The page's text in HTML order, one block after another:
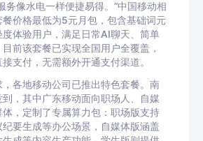
务像水电一样便捷易得。”中国移动相
价格最低为5元月包，包含基础词元
体验用户，满足日常AI聊天、简单
前该套餐已实现全国用户全覆盖，
支付，无需额外开通支付渠道。
各地移动公司已推出特色套餐。南
，其中广东移动面向职场人、自媒
，定制了专属算力包：职场版支持
要生成等办公场景，自媒体版涵盖